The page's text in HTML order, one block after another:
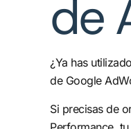
de
¿Ya has
de Google
Si precisas de